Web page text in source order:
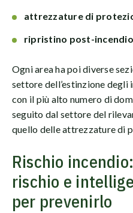
attrezzature di
ripristino post-incendio
Ogni area ha poi diverse
settore dell’estinzione
con il più alto numero di
seguito dal settore del
quello delle attrezzature di
Rischio
rischio e
per prevenirlo